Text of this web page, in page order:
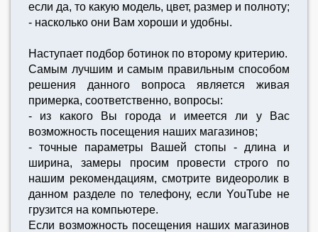
если да, то какую модель, цвет, размер и полноту;
- насколько они Вам хороши и удобны.
Наступает подбор ботинок по второму критерию.
Самым лучшим и самым правильным способом
решения данного вопроса является живая
примерка, соответственно, вопросы:
- из какого Вы города и имеется ли у Вас
возможность посещения наших магазинов;
- точные параметры Вашей стопы - длина и
ширина, замеры просим провести строго по
нашим рекомендациям, смотрите видеоролик в
данном разделе по телефону, если YouTube не
грузится на компьютере.
Если возможность посещения наших магазинов